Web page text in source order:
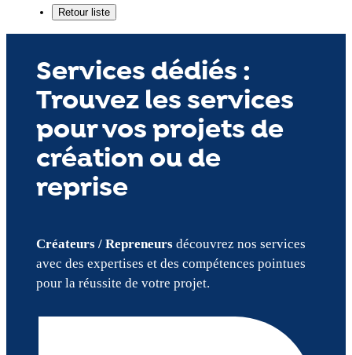
Services dédiés :
Trouvez les services
pour vos projets de
création ou de
reprise
Créateurs / Repreneursdécouvrez nos services
avec des expertises et des compétences pointues
pour la réussite de votre projet.